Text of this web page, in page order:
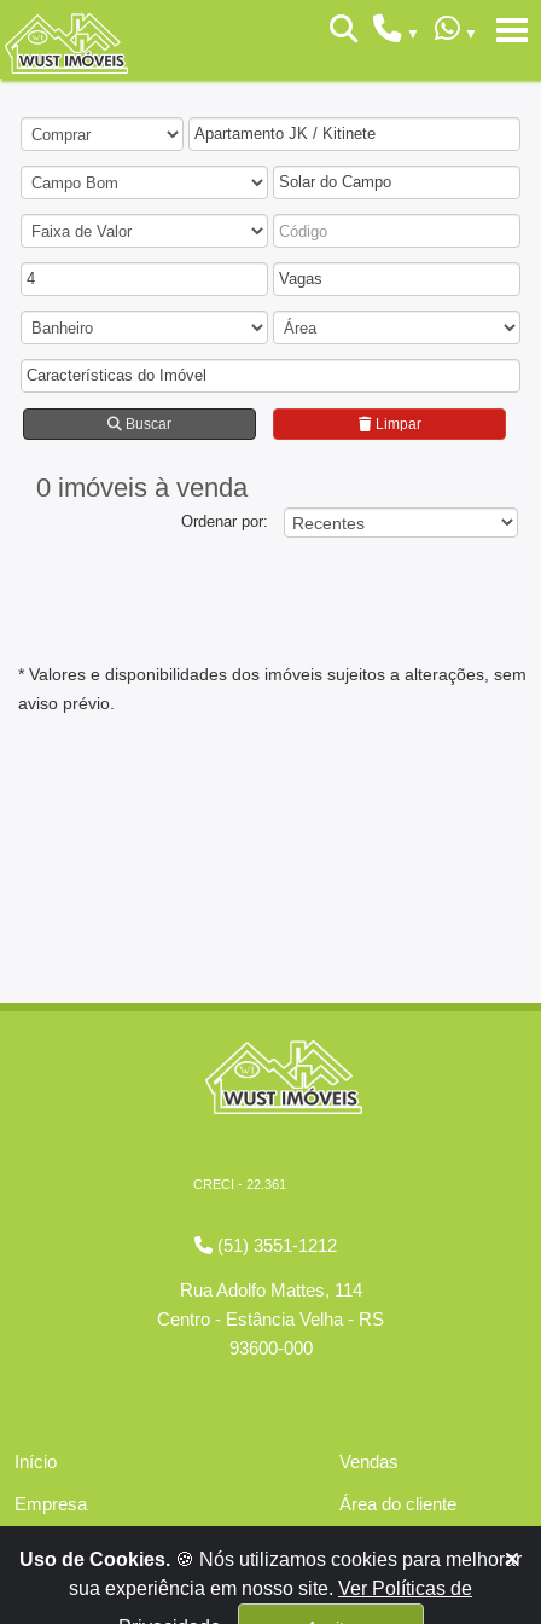
Apartamento JK / Kitinete
Solar do Campo
4 Vagas
Características do Imóvel
Buscar Limpar
0 imóveis à venda
Ordenar por:
* Valores e disponibilidades dos imóveis sujeitos a alterações, sem
aviso prévio.
CRECI - 22.361
(51) 3551-1212
Rua Adolfo Mattes, 114
Centro - Estância Velha - RS
93600-000
Início
Empresa
Financiamentos
Vendas
Área do cliente
Contato
Uso de Cookies. 🍪 Nós utilizamos cookies para melhorar
sua experiência em nosso site. Ver Políticas de